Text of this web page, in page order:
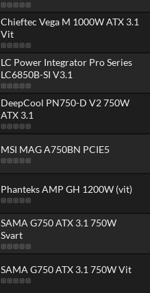
Chieftec Vega M 1000W ATX 3.1
Vit
LC Power Integrator Pro Series
LC6850B-SI V3.1
DeepCool PN750-D V2 750W
ATX 3.1
MSI MAG A750BN PCIE5
Phanteks AMP GH 1200W (vit)
SAMA G750 ATX 3.1 750W
Svart
SAMA G750 ATX 3.1 750W Vit